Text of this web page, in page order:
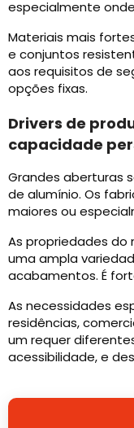
especialmente
Materiais mais
e conjuntos
aos requisitos de
opções fixas.
Drivers de
capacidade
Grandes aberturas
de alumínio. Os
maiores ou
As propriedades
uma ampla
acabamentos. É
As necessidades
residências,
um requer
acessibilidade, e